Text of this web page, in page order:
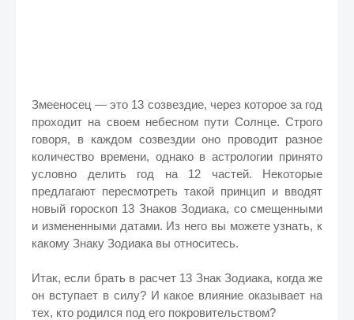
Змееносец — это 13 созвездие, через которое за год
проходит на своем небесном пути Солнце. Строго
говоря, в каждом созвездии оно проводит разное
количество времени, однако в астрологии принято
условно делить год на 12 частей. Некоторые
предлагают пересмотреть такой принцип и вводят
новый гороскоп 13 Знаков Зодиака, со смещенными
и измененными датами. Из него вы можете узнать, к
какому Знаку Зодиака вы относитесь.
Итак, если брать в расчет 13 Знак Зодиака, когда же
он вступает в силу? И какое влияние оказывает на
тех, кто родился под его покровительством?